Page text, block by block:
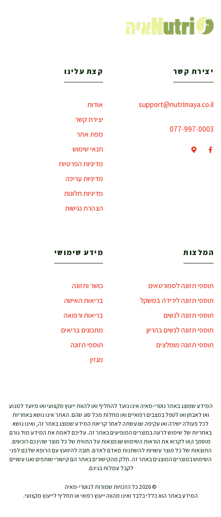
יצירת קשר
support@nutrimaya.co.il
077-997-0003
קצת עלינו
אודות
יצירת קשר
מפת אתר
תנאי שימוש
מדיניות הפרטיות
מדיניות עריכה
מדיניות תלונות
הצהרת נגישות
המלצות
תוספי תזונה לספורטאים
תוספי תזונה לירידה במשקל
תוספי תזונה לנשים
תוספי תזונה לנשים בהריון
תוספי תזונה מומלצים
מידע שימושי
כושר ותזונה
בריאות האישה
בריאות ורפואה
מתכונים בריאים
תוספי תזונה
מגזין
המידע שמוצג באתר נוטרי-מאיה אינו נועד להחליף ואו להוות ייעוץ מקצועי ואו מיועד למנוע
ואו לאבחן ואו לטפל במצבים רפואיים ואו מחלות מכל סוג שהם. האתר אינו נושא באחריות
לכל פעולה ישירה ואו עקיפה שנעשתה לאחר קריאת המידע שמוצג באתר זה, ואינו נושא
באחריות של שימוש לרעה במוצרים המופיעים באתר זה. עליכם לאמת את המידע מול גורם
מוסמך ו/או לקרוא את הוראות השימוש שנמצאות על התווית של כל מוצר שהינכם רוכשים.
התוצאות של כל מוצר עשויות להשתנות מאדם לאדם. חובה להיוועץ עם הרופא שלכם לפני
השימוש במוצרים המוצגים באתר זה. חלק מהקישורים באתר הם קישורי שותפים ואנו עשויים
לקבל עמלות בגינם.
© 2026 כל הזכויות שמורות לנוטרי-מאיה
המידע באתר הוא כללי בלבד ואינו מהווה ייעוץ רפואי או תחליף לייעוץ מקצועי.